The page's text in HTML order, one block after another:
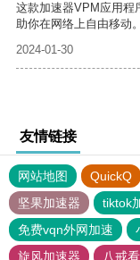
这款加速器VPM应用程
助你在网络上自由移动。
2024-01-30
友情链接
网站地图 QuickQ
坚果加速器
tiktok
免费vqn外网加速
旋风加速器
八戒